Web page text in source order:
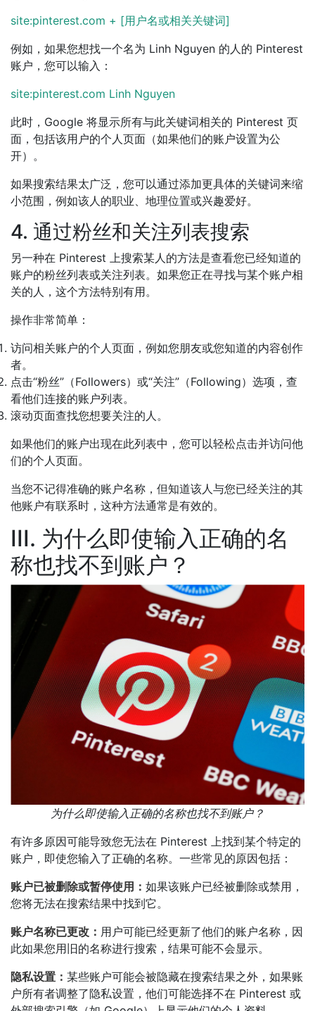
site:pinterest.com + [用户名或相关关键词]
例如，如果您想找一个名为 Linh Nguyen 的人的 Pinterest
账户，您可以输入：
site:pinterest.com Linh Nguyen
此时，Google 将显示所有与此关键词相关的 Pinterest 页
面，包括该用户的个人页面（如果他们的账户设置为公
开）。
如果搜索结果太广泛，您可以通过添加更具体的关键词来缩
小范围，例如该人的职业、地理位置或兴趣爱好。
4. 通过粉丝和关注列表搜索
另一种在 Pinterest 上搜索某人的方法是查看您已经知道的
账户的粉丝列表或关注列表。如果您正在寻找与某个账户相
关的人，这个方法特别有用。
操作非常简单：
访问相关账户的个人页面，例如您朋友或您知道的内容创作
者。
点击“粉丝”（Followers）或“关注”（Following）选项，查
看他们连接的账户列表。
滚动页面查找您想要关注的人。
如果他们的账户出现在此列表中，您可以轻松点击并访问他
们的个人页面。
当您不记得准确的账户名称，但知道该人与您已经关注的其
他账户有联系时，这种方法通常是有效的。
III. 为什么即使输入正确的名
称也找不到账户？
为什么即使输入正确的名称也找不到账户？
有许多原因可能导致您无法在 Pinterest 上找到某个特定的
账户，即使您输入了正确的名称。一些常见的原因包括：
账户已被删除或暂停使用： 如果该账户已经被删除或禁用，
您将无法在搜索结果中找到它。
账户名称已更改： 用户可能已经更新了他们的账户名称，因
此如果您用旧的名称进行搜索，结果可能不会显示。
隐私设置： 某些账户可能会被隐藏在搜索结果之外，如果账
户所有者调整了隐私设置，他们可能选择不在 Pinterest 或